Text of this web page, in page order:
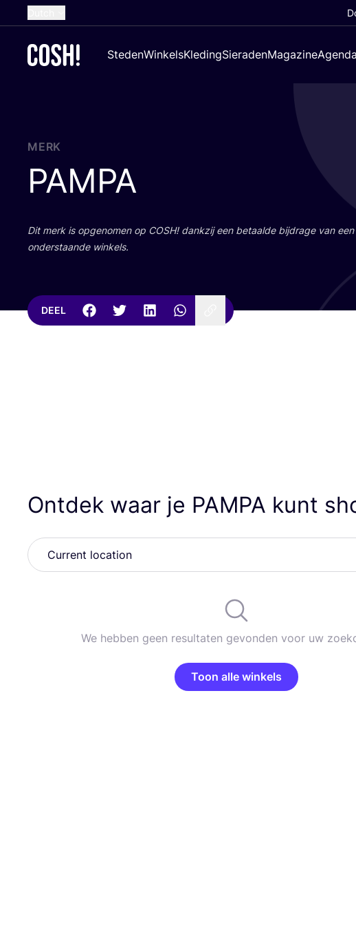
French
Croatian
StedenWinkelsKledingSieradenMagazineAgenda
MERK
PAMPA
Dit merk is opge­no­men op COSH! dank­zij een betaal­de bij­dra­ge van
onder­staan­de winkels.
DEEL
Ontdek waar je PAMPA kunt
We hebben geen resultaten gevonden voor uw
Toon alle winkels